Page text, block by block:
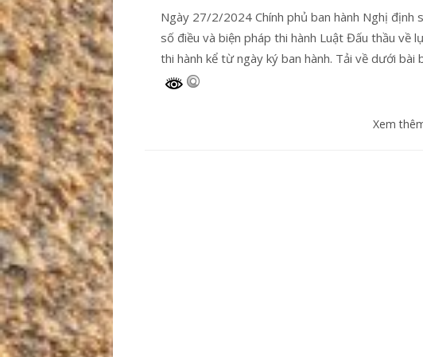
Ngày 27/2/2024 Chính phủ ban hành Nghị
số điều và biện pháp thi hành Luật Đấu thầu về
thi hành kể từ ngày ký ban hành. Tải về dưới bài
Xem